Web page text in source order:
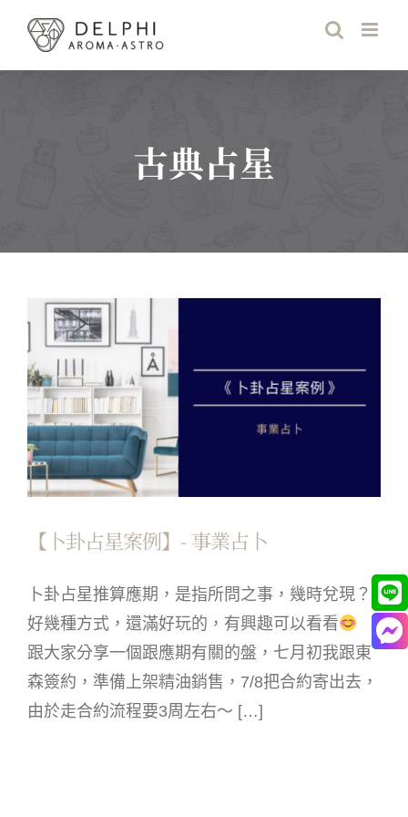
content
古典占星
【卜卦占星案例】- 事業占卜
卜卦占星推算應期，是指所問之事，幾時兌現？
好幾種方式，還滿好玩的，有興趣可以看看
跟大家分享一個跟應期有關的盤，七月初我跟東
森簽約，準備上架精油銷售，7/8把合約寄出去，
由於走合約流程要3周左右～ […]